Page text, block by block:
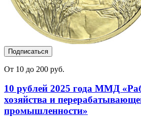
Подписаться
От 10 до 200 руб.
10 рублей 2025 года ММД
хозяйства и
промышленности»